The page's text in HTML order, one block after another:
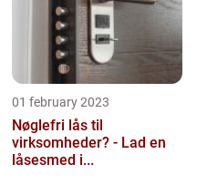
01 february 2023
Nøglefri lås til
virksomheder? - Lad en
låsesmed i...